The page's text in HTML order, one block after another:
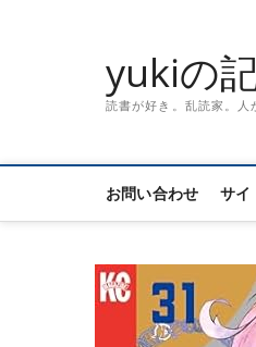
yukiの
読書が好き。乱読家。人
お問い合わせ サイ